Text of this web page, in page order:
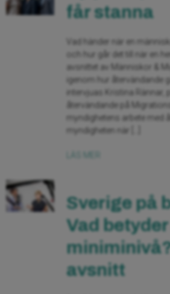
får stanna
Vad händer när en
och hur går det till när en
avsnittet av Människor &
igenom hur återvändande
intervjuas Kristina Rännar,
återvändande på
myndighetens arbete med
myndigheten när […]
Sverige på
Vad
avsnitt